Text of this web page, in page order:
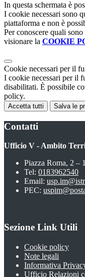
In questa schermata è
I cookie necessari sono
piattaforma e non è
Per conoscere quali
visionare la COOKIE
Cookie necessari per il
I cookie necessari per il
disabilitati. È possibile
policy.
Accetta tutti Salva le
Contatti
Ufficio V - Ambito
Piazza Roma, 2 –
Tel: 0183962540
Email:
PEC:
Sezione Link Utili
Cookie policy
Note legali
Informativa
Ufficio Relazioni